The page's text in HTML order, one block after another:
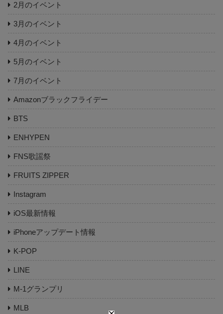
2月のイベント
3月のイベント
4月のイベント
5月のイベント
7月のイベント
Amazonブラックフライデー
BTS
ENHYPEN
FNS歌謡祭
FRUITS ZIPPER
Instagram
iOS最新情報
iPhoneアップデート情報
K-POP
LINE
M-1グランプリ
MLB